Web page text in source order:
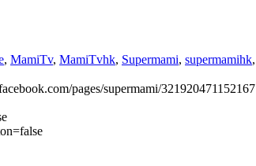
, MamiTv, MamiTvhk, Supermami, supermamihk,
pages/supermami/321920471152167